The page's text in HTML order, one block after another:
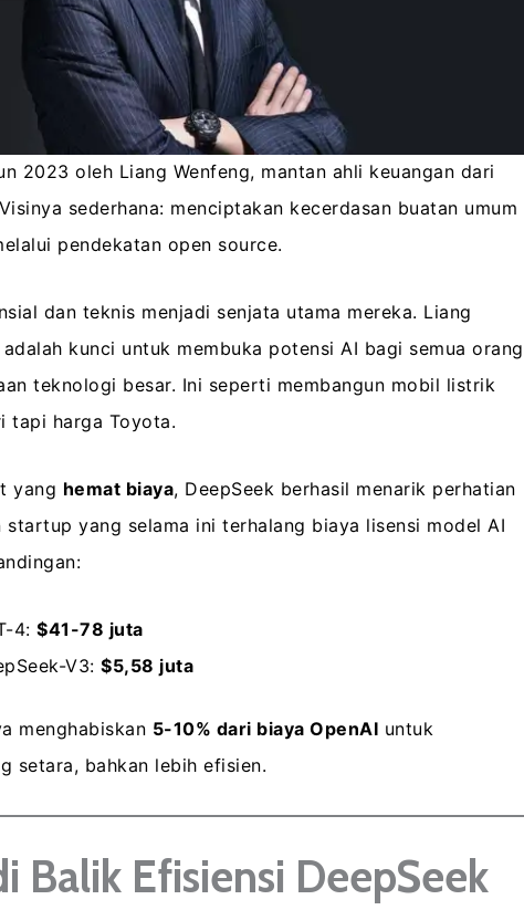
2023 oleh Liang Wenfeng, mantan ahli keuangan dari
sederhana: menciptakan kecerdasan buatan umum
pendekatan open source.
dan teknis menjadi senjata utama mereka. Liang
kunci untuk membuka potensi AI bagi semua orang
teknologi besar. Ini seperti membangun mobil listrik
tapi harga Toyota.
yang hemat biaya, DeepSeek berhasil menarik perhatian
yang selama ini terhalang biaya lisensi model AI
4:$41-78 juta
V3:$5,58 juta
menghabiskan 5-10% dari biaya OpenAI untuk
setara, bahkan lebih efisien.
Balik Efisiensi DeepSeek